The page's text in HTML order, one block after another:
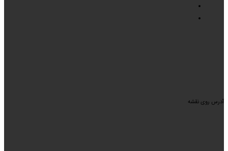
آدرس روی نقشه